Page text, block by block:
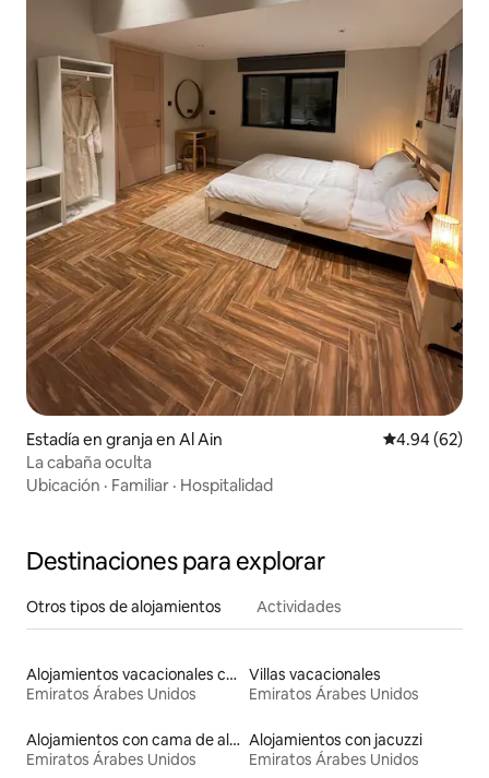
Estadía en granja en Al Ain Calificación
4.94 (62)
La cabaña oculta
Ubicación · Familiar · Hospitalidad
Destinaciones para explorar
Otros tipos de alojamientos Actividades
Alojamientos vacacionales con piscina
Emiratos Árabes Unidos
Villas vacacionales
Emiratos Árabes Unidos
Alojamientos con cama de altura accesible
Emiratos Árabes Unidos
Alojamientos con jacuzzi
Emiratos Árabes Unidos